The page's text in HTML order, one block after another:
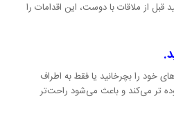
قبل از ملاقات با دوست، این اقدامات را
خود را بچرخانید یا فقط به اطراف
تر می‌کند و باعث می‌شود راحت‌تر